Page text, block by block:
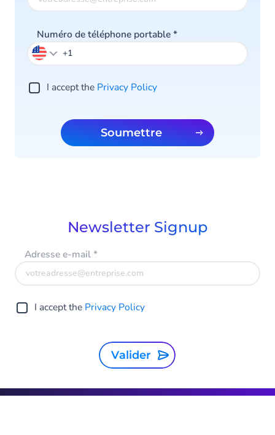
Numéro de téléphone portable*
I accept the Privacy Policy
Soumettre
Newsletter Signup
Adresse e-mail*
I accept the Privacy Policy
Valider